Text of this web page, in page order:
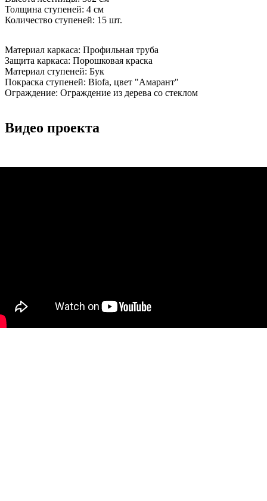
Толщина ступеней: 4 см
Количество ступеней: 15 шт.
Материал каркаса: Профильная труба
Защита каркаса: Порошковая краска
Материал ступеней: Бук
Покраска ступеней: Biofa, цвет "Амарант"
Ограждение: Ограждение из дерева со стеклом
Видео проекта